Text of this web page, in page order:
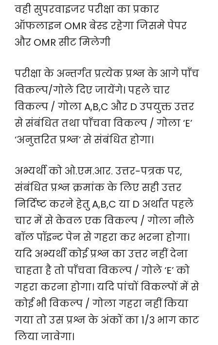
वही सुपरवाइजर परीक्षा का प्रकार
ऑफलाइन OMR बेस्ड रहेगा जिसमे पेपर
और OMR सीट मिलेगी
परीक्षा के अन्तर्गत प्रत्येक प्रश्न के आगे पाँच
विकल्प/गोले दिए जायेंगे। पहले चार
विकल्प / गोला A,B,C और D उपयुक्त उत्तर
से संबंधित तथा पाँचवा विकल्प / गोला ‘E’
‘अनुत्तरित प्रश्न’ से संबंधित होगा।
अभ्यर्थी को ओ.एम.आर. उत्तर-पत्रक पर,
संबंधित प्रश्न क्रमांक के लिए सही उत्तर
निर्दिष्ट करने हेतु A,B,C या D अर्थात पहले
चार में से केवल एक विकल्प / गोला नीले
बॉल पॉइन्ट पेन से गहरा कर भरना होगा।
यदि अभ्यर्थी कोई प्रश्न का उत्तर नहीं देना
चाहता है तो पाँचवा विकल्प / गोले ‘E’ को
गहरा करना होगा। यदि पांचों विकल्पों में से
कोई भी विकल्प / गोला गहरा नहीं किया
गया तो उस प्रश्न के अंकों का 1/3 भाग काट
लिया जावेगा।